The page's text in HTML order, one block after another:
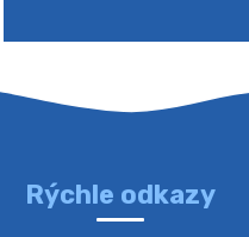
4. augusta 2026 10:05
Rýchle odkazy